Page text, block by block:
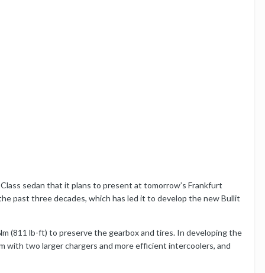
sedan that it plans to present at tomorrow’s Frankfurt
past three decades, which has led it to develop the new Bullit
(811 lb-ft) to preserve the gearbox and tires. In developing the
with two larger chargers and more efficient intercoolers, and